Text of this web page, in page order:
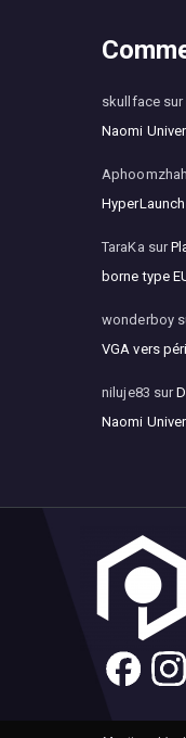
skullfacesur
Naomi
Aphoomzhah
TaraKa sur
borne type
wonderboy
VGA vers
niluje83 sur
Naomi